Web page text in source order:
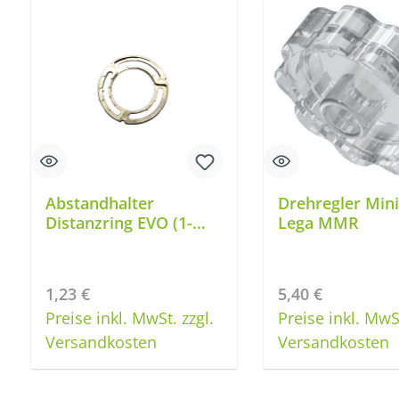
Abstandhalter
Distanzring EVO (1-
Regulärer Preis:
1,23 €
Preise inkl. MwSt. zzgl.
Versandkosten
Produkt Anzahl: Gib den gewünschten Wert ein oder
Drehregler
Lega MMR
Regulärer Preis:
5,40 €
Preise inkl.
Versandkosten
Produkt Anzahl: